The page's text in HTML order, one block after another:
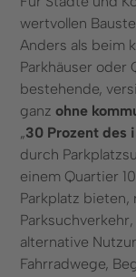
wertvollen
Anders als beim
Parkhäuser oder
bestehende,
ganzohne
„30 Prozent des
durch
einem Quartier
Parkplatz
alternative
Fahrradwege,